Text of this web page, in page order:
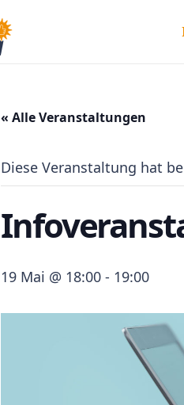
« Alle Veranstaltungen
Diese Veranstaltung hat
19 Mai @ 18:00 - 19:00